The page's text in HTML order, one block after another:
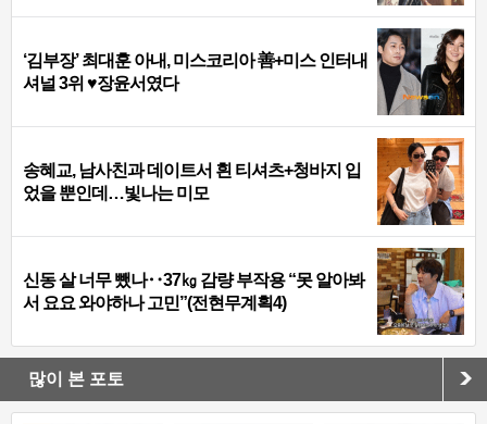
‘김부장’ 최대훈 아내, 미스코리아 善+미스 인터내
셔널 3위 ♥장윤서였다
송혜교, 남사친과 데이트서 흰 티셔츠+청바지 입
었을 뿐인데…빛나는 미모
신동 살 너무 뺐나‥37㎏ 감량 부작용 “못 알아봐
서 요요 와야하나 고민”(전현무계획4)
많이 본 포토